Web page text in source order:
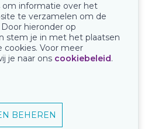
keurmerken
om informatie over het
te verzamelen om de
hieronder op
stem je in met het plaatsen
cookies. Voor meer
je naar ons cookiebeleid.
BEHEREN